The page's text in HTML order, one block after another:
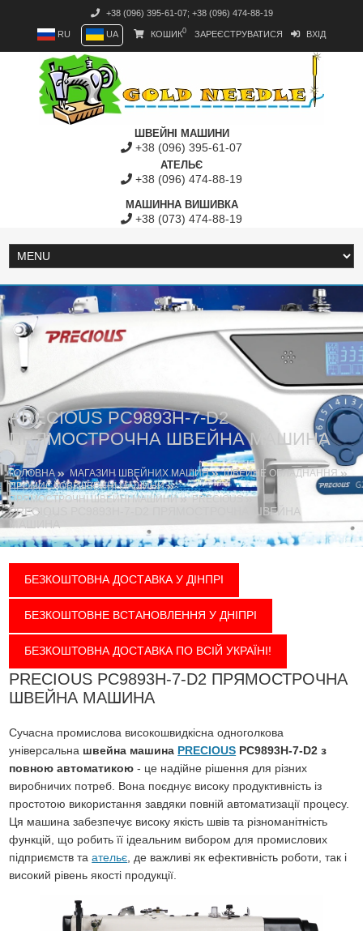
+38 (096) 395-61-07; +38 (096) 474-88-19
RU UA КОШИК0 ЗАРЕЄСТРУВАТИСЯ ВХІД
ШВЕЙНІ МАШИНИ
+38 (096) 395-61-07
АТЕЛЬЄ
+38 (096) 474-88-19
МАШИННА ВИШИВКА
+38 (073) 474-88-19
PRECIOUS PC9893H-7-D2
ПРЯМОСТРОЧНА ШВЕЙНА МАШИНА
ГОЛОВНА МАГАЗИН ШВЕЙНИХ МАШИН
ШВЕЙНЕ ОБЛАДНАННЯ
ПРОМИСЛОВІ ШВЕЙНІ МАШИНИ
ПРЯМОСТРОЧНІ ШВЕЙНІ МАШИНИ
PRECIOUS
PRECIOUS PC9893H-7-D2 ПРЯМОСТРОЧНА ШВЕЙНА
МАШИНА
БЕЗКОШТОВНА ДОСТАВКА У ДІНПРІ
БЕЗКОШТОВНЕ ВСТАНОВЛЕННЯ У ДНІПРІ
БЕЗКОШТОВНА ДОСТАВКА ПО ВСІЙ УКРАЇНІ!
PRECIOUS PC9893H-7-D2 ПРЯМОСТРОЧНА
ШВЕЙНА МАШИНА
Сучасна промислова високошвидкісна одноголкова
універсальна швейна машина PRECIOUS PC9893H-7-D2 з
повною автоматикою - це надійне рішення для різних
виробничих потреб. Вона поєднує високу продуктивність із
простотою використання завдяки повній автоматизації процесу.
Ця машина забезпечує високу якість швів та різноманітність
функцій, що робить її ідеальним вибором для промислових
підприємств таательє , де важливі як ефективність роботи, так і
високий рівень якості продукції.